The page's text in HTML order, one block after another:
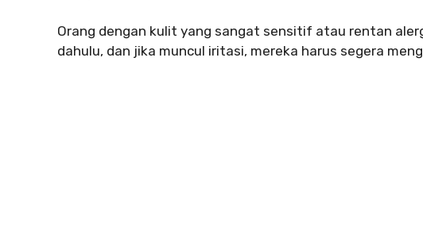
Orang dengan kulit yang sangat sensitif atau rentan
dahulu, dan jika muncul iritasi, mereka harus segera